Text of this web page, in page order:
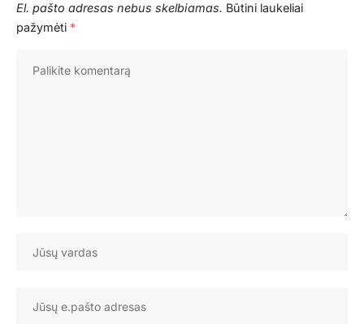
El. pašto adresas nebus skelbiamas. Būtini laukeliai
pažymėti *